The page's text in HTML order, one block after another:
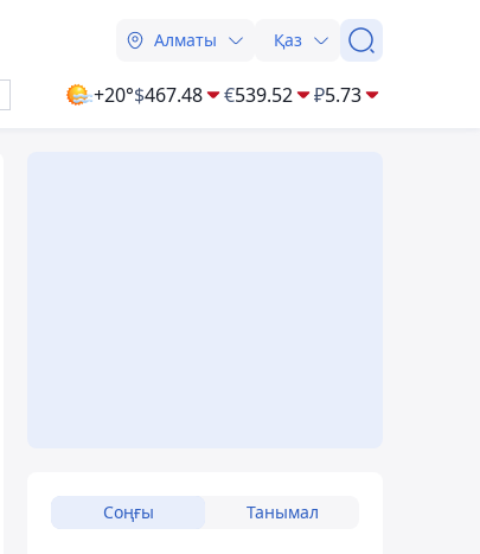
Алматы Қаз
+20°$467.48 €539.52 ₽5.73
Соңғы Танымал